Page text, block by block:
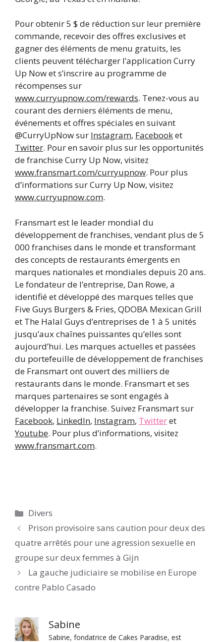
Pour obtenir 5 $ de réduction sur leur première
commande, recevoir des offres exclusives et
gagner des éléments de menu gratuits, les
clients peuvent télécharger l’application Curry
Up Now et s’inscrire au programme de
récompenses sur
www.curryupnow.com/rewards. Tenez-vous au
courant des derniers éléments de menu,
événements et offres spéciales en suivant
@CurryUpNow sur Instagram, Facebooket
Twitter. Pour en savoir plus sur les opportunités
de franchise Curry Up Now, visitez
www.fransmart.com/curryupnow. Pour plus
d’informations sur Curry Up Now, visitez
www.curryupnow.com.
Fransmart est le leader mondial du
développement de franchises, vendant plus de 5
000 franchises dans le monde et transformant
des concepts de restaurants émergents en
marques nationales et mondiales depuis 20 ans.
Le fondateur de l’entreprise, Dan Rowe, a
identifié et développé des marques telles que
Five Guys Burgers & Fries, QDOBA Mexican Grill
et The Halal Guys d’entreprises de 1 à 5 unités
jusqu’aux chaînes puissantes qu’elles sont
aujourd’hui. Les marques actuelles et passées
du portefeuille de développement de franchises
de Fransmart ont ouvert des milliers de
restaurants dans le monde. Fransmart et ses
marques partenaires se sont engagés à
développer la franchise. Suivez Fransmart sur
Facebook, LinkedIn, Instagram, Twitteret
Youtube. Pour plus d’informations, visitez
www.fransmart.com.
Catégories
Divers
Prison provisoire sans caution pour deux des
quatre arrêtés pour une agression sexuelle en
groupe sur deux femmes à Gijn
La gauche judiciaire se mobilise en Europe
contre Pablo Casado
Sabine
Sabine, fondatrice de Cakes Paradise, est